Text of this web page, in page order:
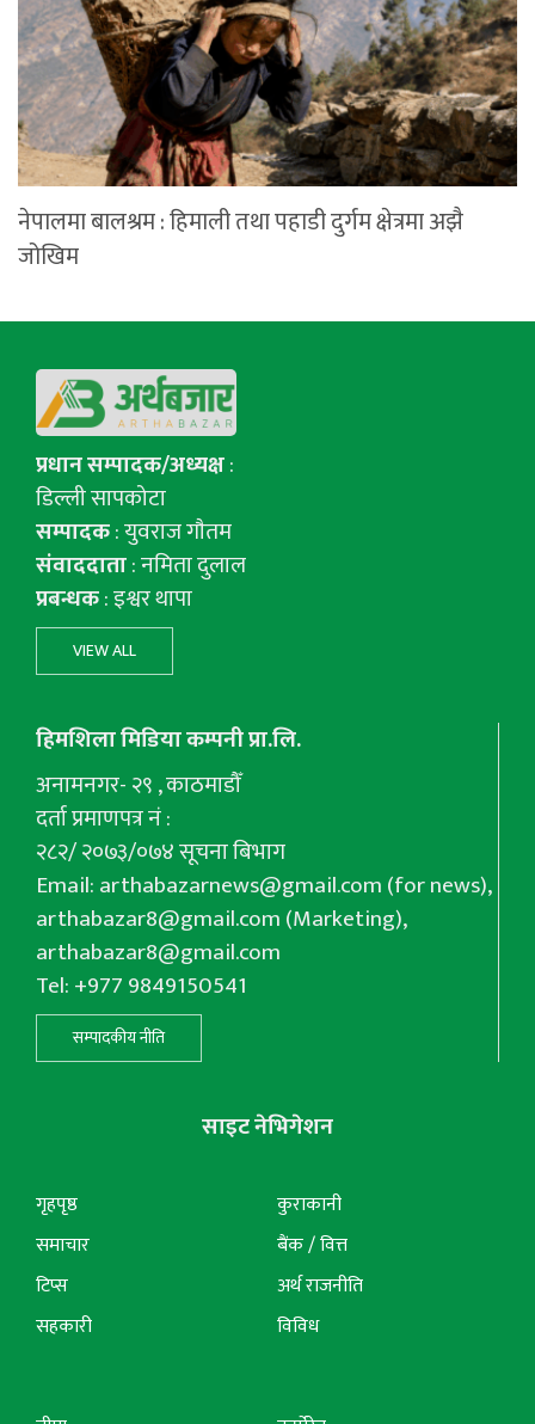
नेपालमा बालश्रम : हिमाली तथा पहाडी दुर्गम क्षेत्रमा अझै
जोखिम
प्रधान सम्पादक/अध्यक्ष:
डिल्ली सापकोटा
सम्पादक: युवराज गाैतम
संवाददाता: नमिता दुलाल
प्रबन्धक: इश्वर थापा
VIEW ALL
हिमशिला मिडिया कम्पनी प्रा.लि.
अनामनगर- २९ , काठमाडौँ
दर्ता प्रमाणपत्र नं :
२८२/ २०७३/०७४ सूचना बिभाग
Email:arthabazarnews@gmail.com(for news),
arthabazar8@gmail.com(Marketing),
arthabazar8@gmail.com
Tel: +977 9849150541
सम्पादकीय नीति
साइट नेभिगेशन
गृहपृष्ठ
समाचार
टिप्स
सहकारी
कुराकानी
बैंक / वित्त
अर्थ राजनीति
विविध